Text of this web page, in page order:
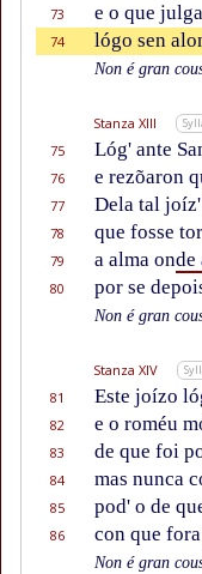
73
e o que
74
lógo sen
Non é gran
Stanza XIII
75 Lóg' ante
76
e rezõaron
77
Dela tal
78
que fosse
79
a alma onde
80
por se
Non é gran
Stanza XIV
81 Este joízo
82
e o roméu
83
de que foi
84
mas nunca
85
pod' o de
86
con que
Non é gran